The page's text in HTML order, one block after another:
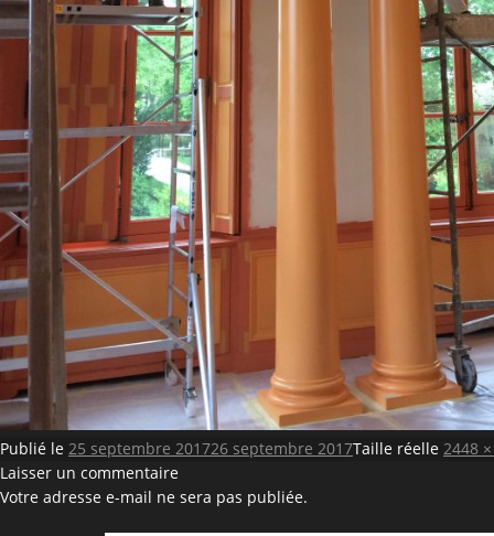
Publié le 25 septembre 201726 septembre 2017Taille réelle 2448
Laisser un commentaire
Votre adresse e-mail ne sera pas publiée.